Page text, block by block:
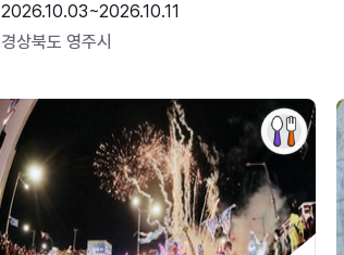
2026.10.03~2026.10.11
경상북도 영주시